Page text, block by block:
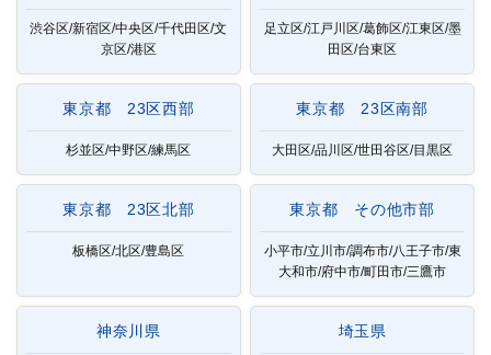
渋谷区/新宿区/中央区/千代田区/文
京区/港区
足立区/江戸川区/葛飾区/江東区/墨
田区/台東区
東京都 23区西部
杉並区/中野区/練馬区
東京都 23区南部
大田区/品川区/世田谷区/目黒区
東京都 23区北部
板橋区/北区/豊島区
東京都 その他市部
小平市/立川市/調布市/八王子市/東
大和市/府中市/町田市/三鷹市
神奈川県 埼玉県